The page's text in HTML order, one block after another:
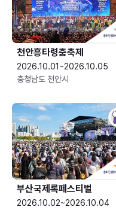
천안흥타령춤축제
2026.10.01~2026.10.05
충청남도 천안시
부산국제록페스티벌
2026.10.02~2026.10.04